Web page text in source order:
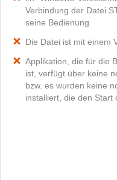
Verbindung der Datei
seine Bedienung
Die Datei ist mit einem
Applikation, die für die
ist, verfügt über keine
bzw. es wurden keine
installiert, die den Start